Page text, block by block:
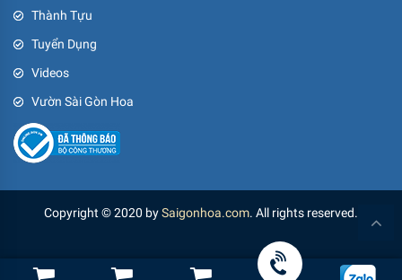
Thành Tựu
Tuyển Dụng
Videos
Vườn Sài Gòn Hoa
Copyright © 2020 bySaigonhoa.com. All rights reserved.